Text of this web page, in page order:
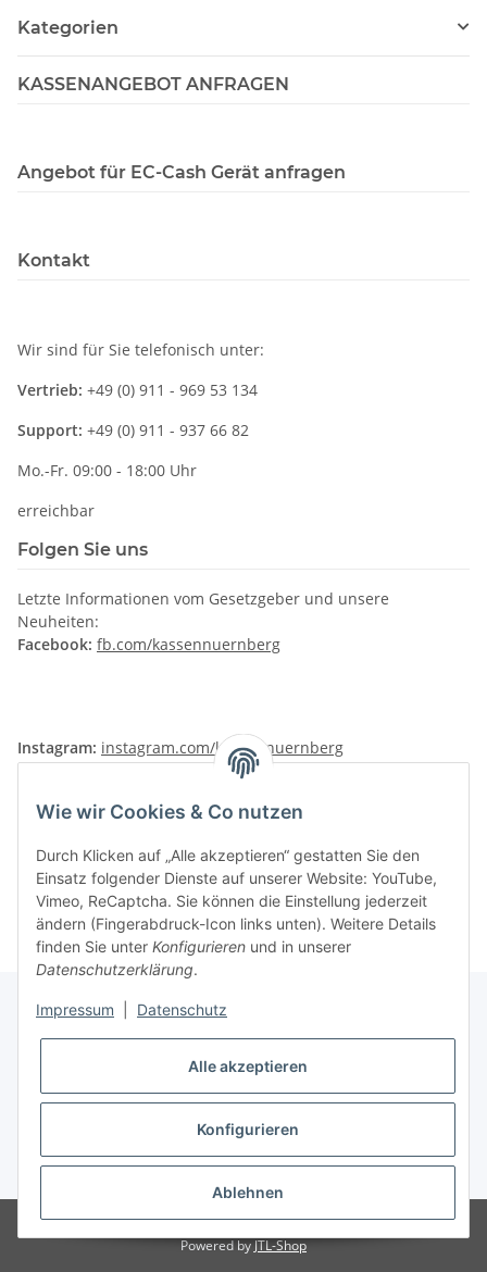
Kategorien
KASSENANGEBOT ANFRAGEN
Angebot für EC-Cash Gerät anfragen
Kontakt
Wir sind für Sie telefonisch unter:
Vertrieb: +49 (0) 911 - 969 53 134
Support: +49 (0) 911 - 937 66 82
Mo.-Fr. 09:00 - 18:00 Uhr
erreichbar
Folgen Sie uns
Letzte Informationen vom Gesetzgeber und unsere
Neuheiten:
Facebook: fb.com/kassennuernberg
Instagram: instagram.com/kassennuernberg
Telegram: t.me/kassennuernberg
Gesetzliche Informationen
* Alle Preise inkl. gesetzlicher USt., zzgl.Versand
© kassen-nuernberg.de
Powered byJTL-Shop
Wie wir Cookies & Co nutzen
Durch Klicken auf „Alle akzeptieren“ gestatten Sie den
Einsatz folgender Dienste auf unserer Website: YouTube,
Vimeo, ReCaptcha. Sie können die Einstellung jederzeit
ändern (Fingerabdruck-Icon links unten). Weitere Details
finden Sie unter Konfigurieren und in unserer
Datenschutzerklärung.
Impressum Datenschutz
Alle akzeptieren
Konfigurieren
Ablehnen